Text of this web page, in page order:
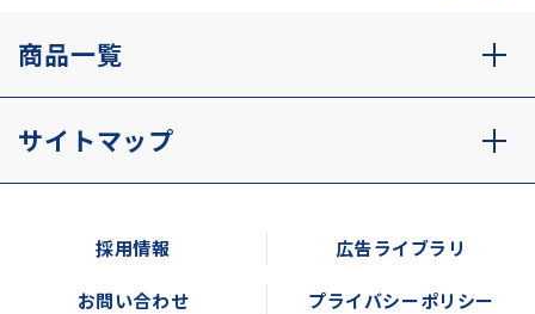
商品一覧
サイトマップ
採用情報 広告ライブラリ
お問い合わせ プライバシーポリシー